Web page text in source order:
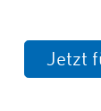
Jetzt